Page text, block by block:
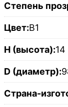
Степень
Цвет:B1
H (высота):14
D (диаметр):
Страна-